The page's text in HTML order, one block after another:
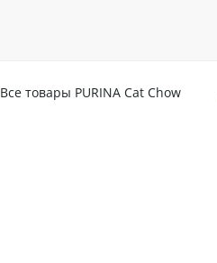
Все товары PURINA Cat Chow